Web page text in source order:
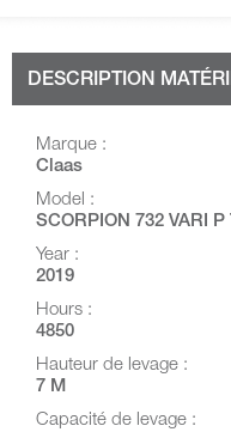
DESCRIPTION
Marque :
Claas
Model :
SCORPION 732 VARI P
Year :
2019
Hours :
4850
Hauteur de levage :
7 M
Capacité de levage :